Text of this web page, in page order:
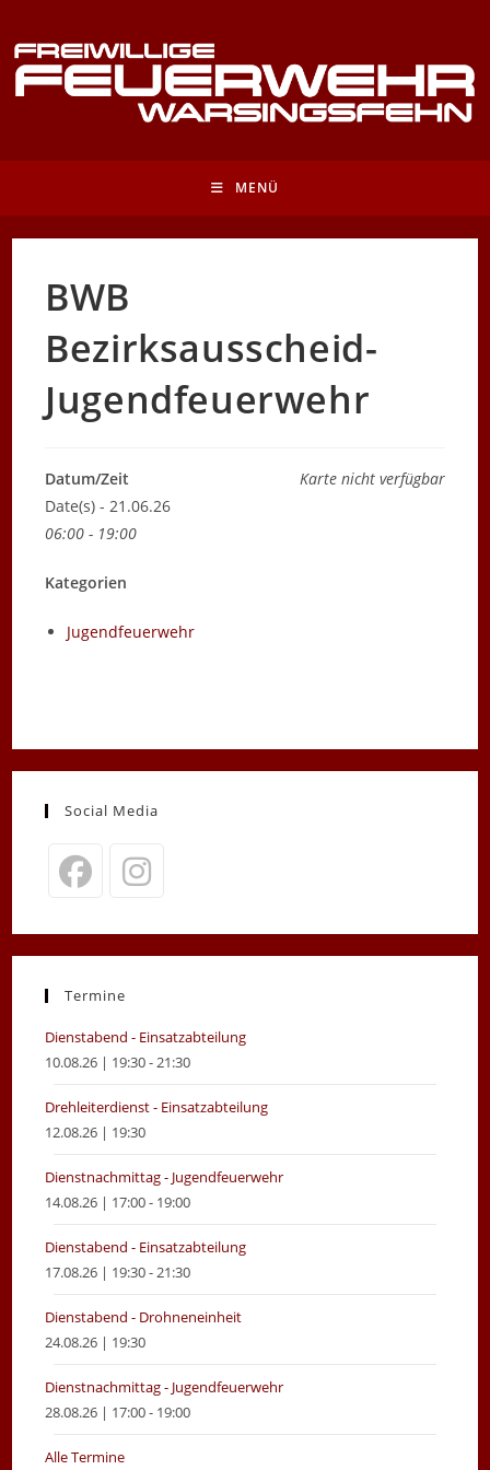
Inhalt
springen
MENÜ
BWB
Bezirksausscheid-
Jugendfeuerwehr
Karte nicht verfügbar
Datum/Zeit
Date(s) - 21.06.26
06:00 - 19:00
Kategorien
Jugendfeuerwehr
Social Media
in
new
in
new
Termine
Dienstabend - Einsatzabteilung
10.08.26 | 19:30 - 21:30
Drehleiterdienst - Einsatzabteilung
12.08.26 | 19:30
Dienstnachmittag - Jugendfeuerwehr
14.08.26 | 17:00 - 19:00
Dienstabend - Einsatzabteilung
17.08.26 | 19:30 - 21:30
Dienstabend - Drohneneinheit
24.08.26 | 19:30
Dienstnachmittag - Jugendfeuerwehr
28.08.26 | 17:00 - 19:00
Alle Termine